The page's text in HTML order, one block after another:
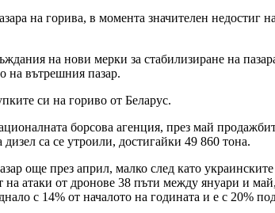
на горива, в момента значителен
на нови мерки за стабилизиране на
на вътрешния пазар.
си на гориво от Беларус.
борсова агенция, през май
са се утроили, достигайки 49 860 тона.
още през април, малко след като
атаки от дронове 38 пъти между януари и
с 14% от началото на годината и е с 20%